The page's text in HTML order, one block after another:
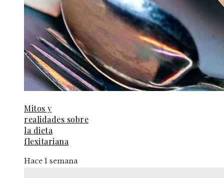
Mitos y
realidades sobre
la dieta
flexitariana
Hace 1 semana